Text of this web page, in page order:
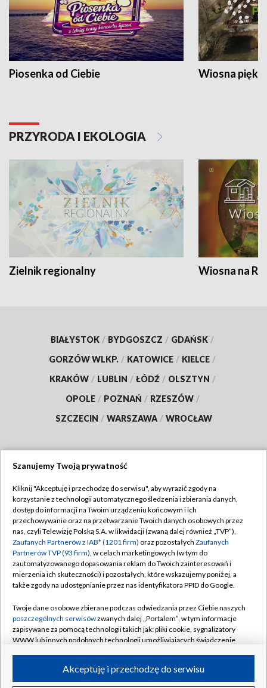
Piosenka od Ciebie Wiosna
PRZYRODA I EKOLOGIA
Zielnik regionalny Wiosna na
BIAŁYSTOK / BYDGOSZCZ / GDAŃSK /
GORZÓW WLKP. / KATOWICE / KIELCE /
KRAKÓW / LUBLIN / ŁÓDŹ / OLSZTYN /
OPOLE / POZNAŃ / RZESZÓW /
SZCZECIN / WARSZAWA / WROCŁAW
TVP
Abonament TVP
Emisja w TVP
Centrum informacji TVP
Naziemna Telewizja Cyfrowa
Rada Programowa
System NOS
Informacje o nadawcy
Program dla prasy
Regulamin TVP
Polityka prywatności
Moje zgody
Pomoc
Kontakt
Kanały
Szanujemy Twoją prywatność
Kliknij "Akceptuję i przechodzę do serwisu", aby wyrazić zgody na
korzystanie z technologii automatycznego śledzenia i zbierania danych,
dostęp do informacji na Twoim urządzeniu końcowym i ich
przechowywanie oraz na przetwarzanie Twoich danych osobowych przez
nas, czyli Telewizję Polską S.A. w likwidacji (zwaną dalej również „TVP”),
Zaufanych Partnerów z IAB* (1201 firm) oraz pozostałych Zaufanych
Partnerów TVP (93 firm), w celach marketingowych (w tym do
zautomatyzowanego dopasowania reklam do Twoich zainteresowań i
mierzenia ich skuteczności) i pozostałych, które wskazujemy poniżej, a
także zgody na udostępnianie przez nas identyfikatora PPID do Google.
Twoje dane osobowe zbierane podczas odwiedzania przez Ciebie naszych
poszczególnych serwisówzwanych dalej „Portalem”, w tym informacje
zapisywane za pomocą technologii takich jak: pliki cookie, sygnalizatory
WWW lub innych podobnych technologii umożliwiających świadczenie
ruchu w Internecie.Akceptuję i przechodzę do serwisu